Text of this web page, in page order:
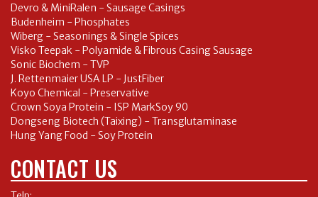
Devro & MiniRalen - Sausage Casings
Budenheim - Phosphates
Wiberg - Seasonings & Single Spices
Visko Teepak - Polyamide & Fibrous Casing Sausage
Sonic Biochem - TVP
J. Rettenmaier USA LP - JustFiber
Koyo Chemical - Preservative
Crown Soya Protein - ISP MarkSoy 90
Dongseng Biotech (Taixing) - Transglutaminase
Hung Yang Food - Soy Protein
CONTACT US